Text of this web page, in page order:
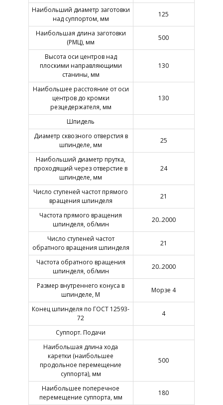
Наибольший диаметр заготовки
над суппортом, мм
125
Наибольшая длина заготовки
(РМЦ), мм
500
Высота оси центров над
плоскими направляющими
станины, мм
130
Наибольшее расстояние от оси
центров до кромки
резцедержателя, мм
130
Шпидель
Диаметр сквозного отверстия в
шпинделе, мм
25
Наибольший диаметр прутка,
проходящий через отверстие в
шпинделе, мм
24
Число ступеней частот прямого
вращения шпинделя
21
Частота прямого вращения
шпинделя, об/мин
20..2000
Число ступеней частот
обратного вращения шпинделя
21
Частота обратного вращения
шпинделя, об/мин
20..2000
Размер внутреннего конуса в
шпинделе, М
Морзе 4
Конец шпинделя по ГОСТ 12593-
72
4
Суппорт. Подачи
Наибольшая длина хода
каретки (наибольшее
продольное перемещение
суппорта), мм
500
Наибольшее поперечное
перемещение суппорта, мм
180